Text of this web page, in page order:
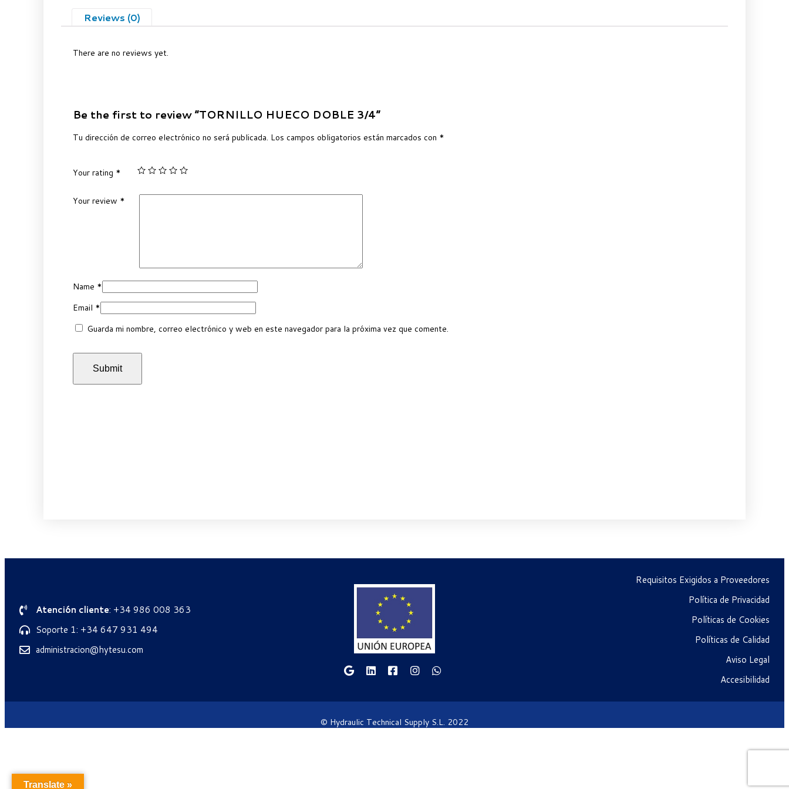
Reviews (0)
There are no reviews yet.
Be the first to review “TORNILLO HUECO DOBLE 3/4”
Tu dirección de correo electrónico no será publicada. Los campos obligatorios están marcados con *
Your rating *
Your review *
Name *
Email *
Guarda mi nombre, correo electrónico y web en este navegador para la próxima vez que comente.
Atención cliente: +34 986 008 363
Soporte 1: +34 647 931 494
administracion@hytesu.com
Requisitos Exigidos a Proveedores
Política de Privacidad
Políticas de Cookies
Políticas de Calidad
Aviso Legal
Accesibilidad
© Hydraulic Technical Supply S.L. 2022
Translate »